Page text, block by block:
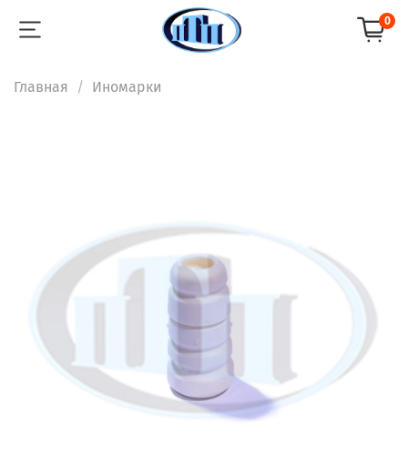
0
Главная Иномарки